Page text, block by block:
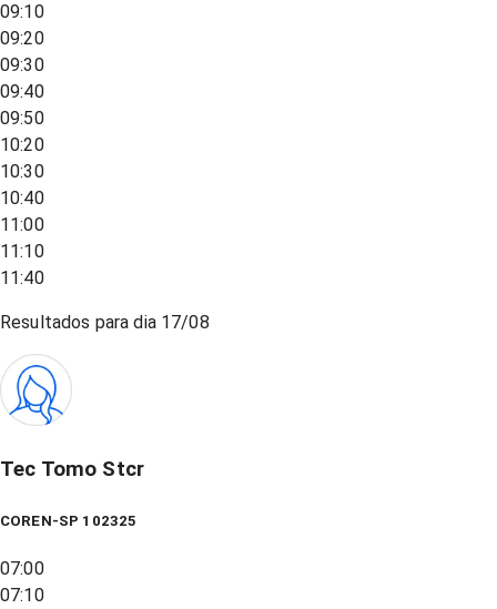
09:10
09:20
09:30
09:40
09:50
10:20
10:30
10:40
11:00
11:10
11:40
Resultados para dia 17/08
Tec Tomo Stcr
COREN-SP 102325
07:00
07:10